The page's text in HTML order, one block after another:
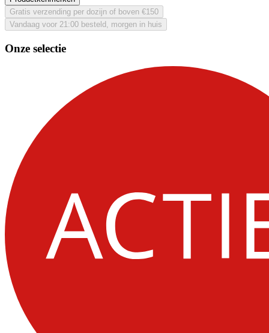
Gratis verzending per dozijn of boven €150
Vandaag voor 21:00 besteld, morgen in huis
Onze selectie